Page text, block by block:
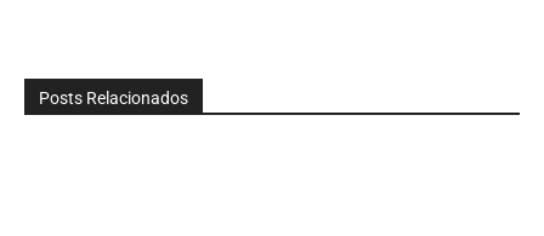
Posts Relacionados